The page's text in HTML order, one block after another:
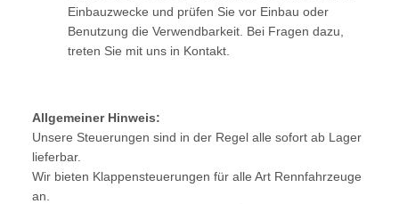
Einbauzwecke und prüfen Sie vor Einbau oder
Benutzung die Verwendbarkeit. Bei Fragen dazu,
treten Sie mit uns in Kontakt.
Allgemeiner Hinweis:
Unsere Steuerungen sind in der Regel alle sofort ab Lager
lieferbar.
Wir bieten Klappensteuerungen für alle Art Rennfahrzeuge
an.